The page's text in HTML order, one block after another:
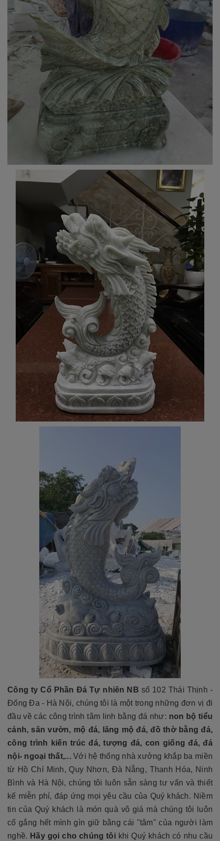
Công ty Cổ Phần Đá Tự nhiên NB số 102 Thái Thịnh -
Đống Đa - Hà Nội, chúng tôi là một trong những đơn vị đi
đầu về các công trình tâm linh bằng đá như: non bộ tiểu
cảnh, sân vườn, mộ đá, lăng mộ đá, đồ thờ bằng đá,
công trình kiến trúc đá, tượng đá, con giống đá, đá
nội- ngoại thất,...Với hệ thống nhà xưởng khắp ba miền
từ Hồ Chí Minh, Quy Nhơn, Đà Nẵng, Thanh Hóa, Ninh
Bình và Hà Nội, chúng tôi luôn sẵn sàng tư vấn và thiết
kế miễn phí, đáp ứng mọi yêu cầu của Quý khách. Niềm
tin của Quý khách là món quà vô giá mà chúng tôi luôn
cố gắng hết mình gìn giữ bằng cái "tâm" của người làm
nghề. Hãy gọi cho chúng tôikhi Quý khách có nhu cầu